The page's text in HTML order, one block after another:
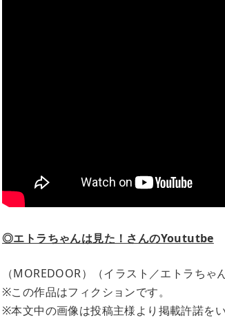
◎エトラちゃんは見た！さんのYoututbe
（MOREDOOR）（イラスト／エトラちゃ
※この作品はフィクションです。
※本文中の画像は投稿主様より掲載許諾をい